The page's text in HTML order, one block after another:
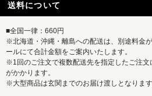
送料について
■全国一律：660円
※北海道・沖縄・離島への配送は、別途料金
ールにて合計金額をご案内いたします。
※1回のご注文で複数配送先を指定したご注
がかかります。
※大型商品は玄関までのお届け渡しとなります